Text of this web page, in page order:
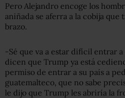
Pero Alejandro encoge los
aniñada se aferra a la cobija que
brazo.
-Sé que va a estar difícil entrar
dicen que Trump ya está
permiso de entrar a su país a
guatemalteco, que no sabe
le dijo que Trump les abriría la